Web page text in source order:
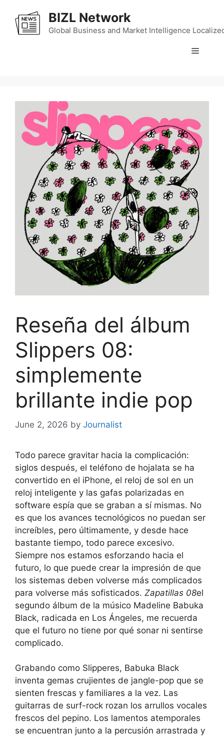
content
BIZL Network
Global Business and Market Intelligence
Menu
Reseña del álbum
Slippers 08:
simplemente
brillante indie pop
June 2, 2026 by Journalist
Todo parece gravitar hacia la complicación:
siglos después, el teléfono de hojalata se ha
convertido en el iPhone, el reloj de sol en un
reloj inteligente y las gafas polarizadas en
software espía que se graban a sí mismas. No
es que los avances tecnológicos no puedan ser
increíbles, pero últimamente, y desde hace
bastante tiempo, todo parece excesivo.
Siempre nos estamos esforzando hacia el
futuro, lo que puede crear la impresión de que
los sistemas deben volverse más complicados
para volverse más sofisticados. Zapatillas 08el
segundo álbum de la músico Madeline Babuka
Black, radicada en Los Ángeles, me recuerda
que el futuro no tiene por qué sonar ni sentirse
complicado.
Grabando como Slipperes, Babuka Black
inventa gemas crujientes de jangle-pop que se
sienten frescas y familiares a la vez. Las
guitarras de surf-rock rozan los arrullos vocales
frescos del pepino. Los lamentos atemporales
se encuentran junto a la percusión arrastrada y